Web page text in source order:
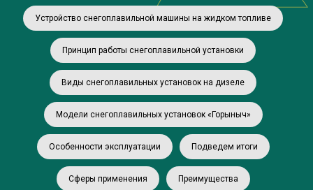
Устройство снегоплавильной машины на жидком топливе
Принцип работы снегоплавильной установки
Виды снегоплавильных установок на дизеле
Модели снегоплавильных установок «Горыныч»
Особенности эксплуатации Подведем итоги
Сферы применения Преимущества